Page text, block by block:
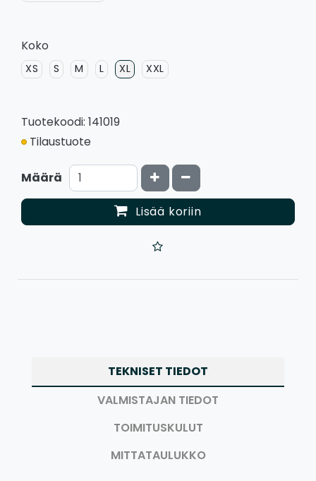
Koko
XS S M L XL XXL
Tuotekoodi: 141019
Tilaustuote
Määrä Kasvata määrää
Vähennä määrää
Lisää koriin
TEKNISET TIEDOT
VALMISTAJAN TIEDOT
TOIMITUSKULUT
MITTATAULUKKO